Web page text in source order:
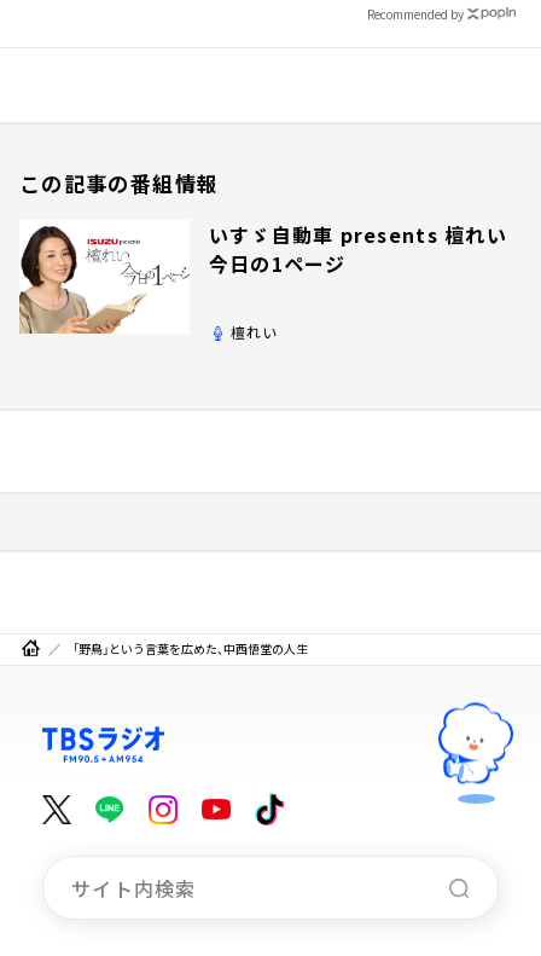
Recommended by
この記事の番組情報
いすゞ自動車 presents 檀れい
今日の1ページ
檀れい
「野鳥」という言葉を広めた、中西悟堂の人生